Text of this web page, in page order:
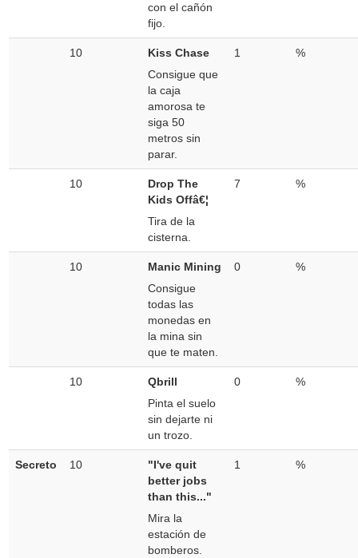
con el cañón
fijo.
10
Kiss Chase
Consigue que
la caja
amorosa te
siga 50
metros sin
parar.
1 %
10
Drop The
Kids Offâ€¦
Tira de la
cisterna.
7 %
10
Manic Mining
Consigue
todas las
monedas en
la mina sin
que te maten.
0 %
10
Qbrill
Pinta el suelo
sin dejarte ni
un trozo.
0 %
Secreto 10
"I've quit
better jobs
than this..."
Mira la
estación de
bomberos.
1 %